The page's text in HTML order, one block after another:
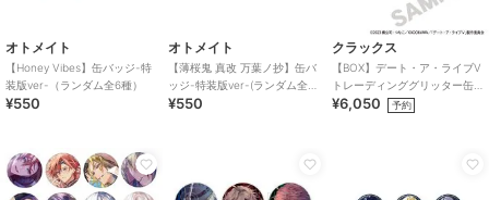
オトメイト
【Honey Vibes】缶バッジ-特
装版ver-（ランダム全6種）
¥550
オトメイト
【薄桜鬼 真改 万葉ノ抄】缶バ
ッジ-特装版ver-(ランダム全8
種)
¥550
クラックス
【BOX】デート・ア・ライブV
トレーディンググリッター缶
バッジ ゴシックドール
¥6,050 予約